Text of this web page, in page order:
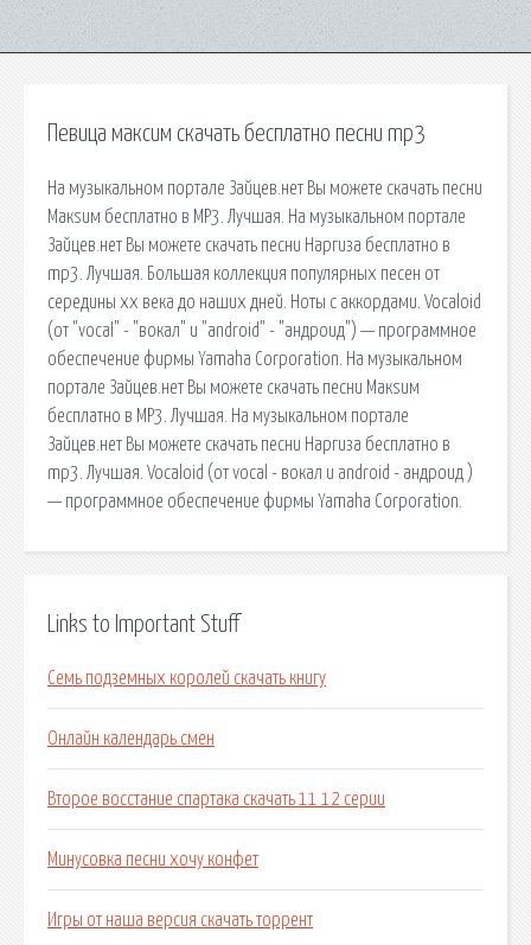
Певица максим скачать бесплатно песни mp3
На музыкальном портале Зайцев.нет Вы можете скачать песни
Макsим бесплатно в MP3. Лучшая. На музыкальном портале
Зайцев.нет Вы можете скачать песни Наргиза бесплатно в
mp3. Лучшая. Большая коллекция популярных песен от
середины xx века до наших дней. Ноты с аккордами. Vocaloid
(от "vocal" - "вокал" и "android" - "андроид") — программное
обеспечение фирмы Yamaha Corporation. На музыкальном
портале Зайцев.нет Вы можете скачать песни Макsим
бесплатно в MP3. Лучшая. На музыкальном портале
Зайцев.нет Вы можете скачать песни Наргиза бесплатно в
mp3. Лучшая. Vocaloid (от vocal - вокал и android - андроид )
— программное обеспечение фирмы Yamaha Corporation.
Links to Important Stuff
Семь подземных королей скачать книгу
Онлайн календарь смен
Второе восстание спартака скачать 11 12 серии
Минусовка песни хочу конфет
Игры от наша версия скачать торрент